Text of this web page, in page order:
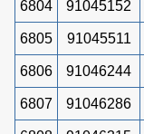
6804 91045152
6805 91045511
6806 91046244
6807 91046286